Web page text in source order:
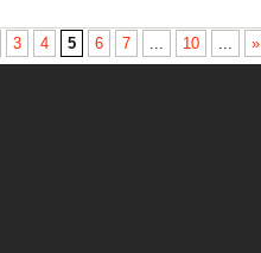
3 4 5 6 7 ... 10 ... »